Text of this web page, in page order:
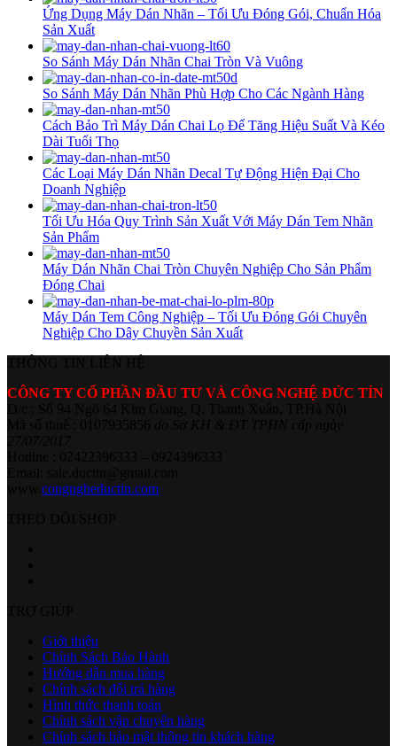
Ứng Dụng Máy Dán Nhãn – Tối Ưu Đóng Gói, Chuẩn Hóa
Sản Xuất
So Sánh Máy Dán Nhãn Chai Tròn Và Vuông
So Sánh Máy Dán Nhãn Phù Hợp Cho Các Ngành Hàng
Cách Bảo Trì Máy Dán Chai Lọ Để Tăng Hiệu Suất Và Kéo
Dài Tuổi Thọ
Các Loại Máy Dán Nhãn Decal Tự Động Hiện Đại Cho
Doanh Nghiệp
Tối Ưu Hóa Quy Trình Sản Xuất Với Máy Dán Tem Nhãn
Sản Phẩm
Máy Dán Nhãn Chai Tròn Chuyên Nghiệp Cho Sản Phẩm
Đóng Chai
Máy Dán Tem Công Nghiệp – Tối Ưu Đóng Gói Chuyên
Nghiệp Cho Dây Chuyền Sản Xuất
CÔNG TY CỔ PHẦN ĐẦU TƯ VÀ CÔNG NGHỆ ĐỨC TÍN
congngheductin.com
Giới thiệu
Chính Sách Bảo Hành
Hướng dẫn mua hàng
Chính sách đổi trả hàng
Hình thức thanh toán
Chính sách vận chuyển hàng
Chính sách bảo mật thông tin khách hàng